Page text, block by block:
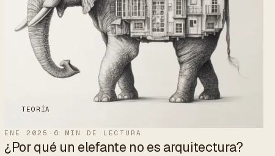
TEORÍA
ENE 2025 · 6 MIN DE LECTURA
¿Por qué un elefante no es arquitectura?